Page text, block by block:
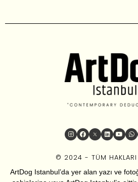
© 2024 - TÜM HAKLARI
ArtDog Istanbul’da yer alan yazı ve